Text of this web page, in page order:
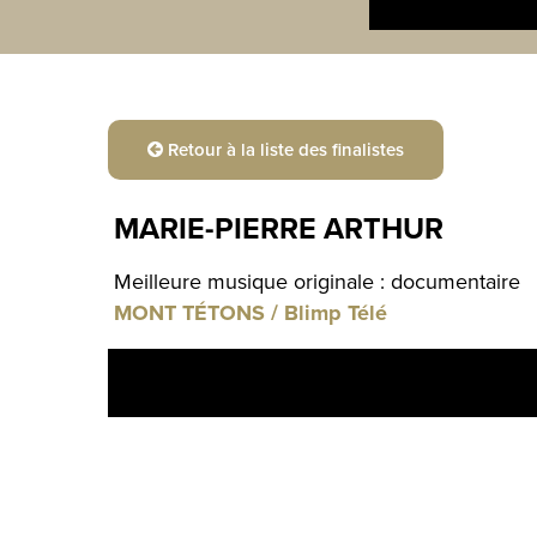
Retour à la liste des finalistes
MARIE-PIERRE ARTHUR
Meilleure musique originale : documentaire
MONT TÉTONS / Blimp Télé